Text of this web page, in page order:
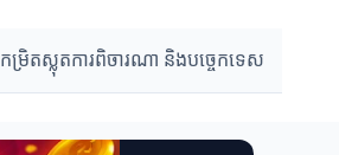
កម្រិតស្លុតការពិចារណា និងបច្ចេកទេស